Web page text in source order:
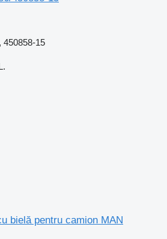
450858-15
bielă pentru camion MAN